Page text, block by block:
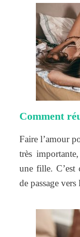
Comment
Faire l’amour
très
une fille. C’est
de passage